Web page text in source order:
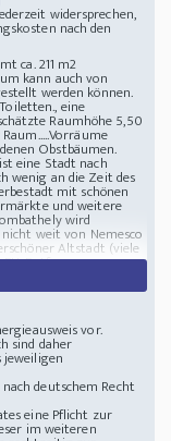
widersprechen,
nach den
ca. 211 m2
kann auch von
werden können.
eine
Raumhöhe 5,50
Obstbäumen.
eine Stadt nach
wenig an die Zeit des
mit schönen
und weitere
wird
weit von Nemesco
Altstadt (viele
Entfernung
1 Stunde und 15
Seite sind es 10
Das Haus ist ab
vom Tischler
auf Strom
ca. 300 m lang,
Foto ist nur eine
Strom, Wasser,
Das Haus ist
teilweise
Terrasse wird noch
Transdanubien
vor.
sind daher
deutschem Recht
eine Pflicht zur
im weiteren